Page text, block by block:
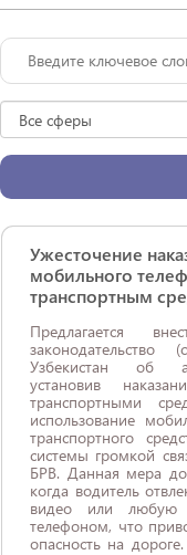
Ужесточение
мобильного
транспортным
Предлагается
Узбекистан об
установив
транспортными
использование
транспортного
системы громкой
БРВ. Данная мера
когда водитель
видео или любую
телефоном, что
опасность на